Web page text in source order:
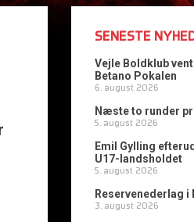
SENESTE
Vejle Boldklub
Betano Pokalen
6. august 2026
Næste to runder
5. august 2026
Emil Gylling
U17-landsholdet
5. august 2026
Reservenederlag i
3. august 2026